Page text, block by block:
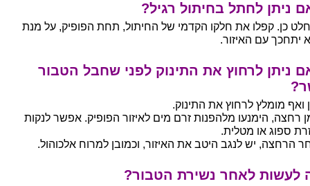
ניתן לחתל בחיתול רגיל?
כן. קפלו את חלקו הקדמי של החיתול, תחת הפופיק, על מנת
יתחכך עם האיזור.
ניתן לרחוץ את התינוק לפני שחבל הטבור
ואף מומלץ לרחוץ את התינוק.
רחצה, הימנעו מלהפנות זרם מים לאיזור הפופיק. אפשר לנקות
ספוג או מטלית.
הרחצה, יש לנגב היטב את האיזור, וכמובן למרוח אלכוהול.
לעשות לאחר נשירת הטבור?